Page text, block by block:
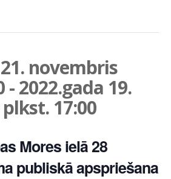
novembris
-2022.gada 19.
17:00
Mores ielā 28
publiskā apspriešana